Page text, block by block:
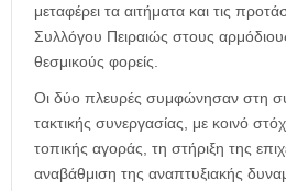
μεταφέρει τα αιτήματα και τις
Συλλόγου Πειραιώς στους
θεσμικούς φορείς.
Οι δύο πλευρές συμφώνησαν στη
τακτικής συνεργασίας, με κοινό
τοπικής αγοράς, τη στήριξη της
αναβάθμιση της αναπτυξιακής